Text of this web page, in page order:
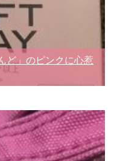
ど」のピンクに心惹